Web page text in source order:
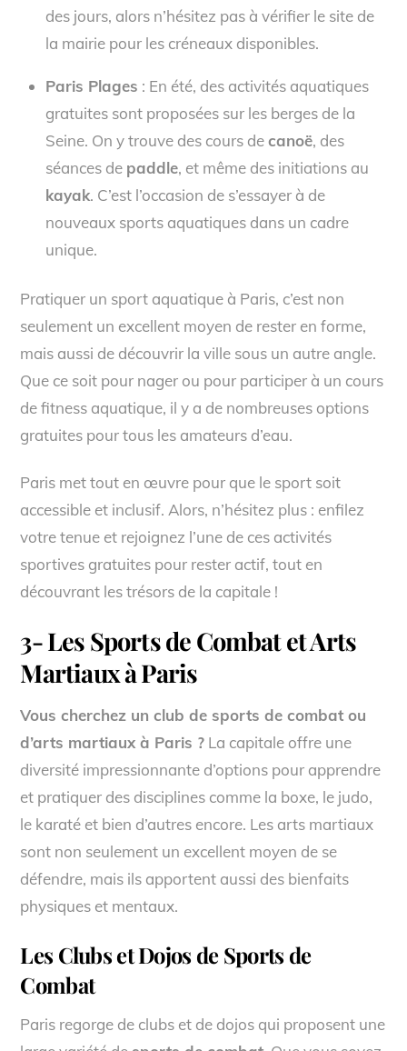
des jours, alors n’hésitez pas à vérifier le site de
la mairie pour les créneaux disponibles.
Paris Plages : En été, des activités aquatiques
gratuites sont proposées sur les berges de la
Seine. On y trouve des cours decanoë, des
séances de paddle, et même des initiations au
kayak. C’est l’occasion de s’essayer à de
nouveaux sports aquatiques dans un cadre
unique.
Pratiquer un sport aquatique à Paris, c’est non
seulement un excellent moyen de rester en forme,
mais aussi de découvrir la ville sous un autre angle.
Que ce soit pour nager ou pour participer à un cours
de fitness aquatique, il y a de nombreuses options
gratuites pour tous les amateurs d’eau.
Paris met tout en œuvre pour que le sport soit
accessible et inclusif. Alors, n’hésitez plus : enfilez
votre tenue et rejoignez l’une de ces activités
sportives gratuites pour rester actif, tout en
découvrant les trésors de la capitale !
3- Les Sports de Combat et Arts
Martiaux à Paris
Vous cherchez un club de sports de combat ou
d’arts martiaux à Paris ? La capitale offre une
diversité impressionnante d’options pour apprendre
et pratiquer des disciplines comme la boxe, le judo,
le karaté et bien d’autres encore. Les arts martiaux
sont non seulement un excellent moyen de se
défendre, mais ils apportent aussi des bienfaits
physiques et mentaux.
Les Clubs et Dojos de Sports de
Combat
Paris regorge de clubs et de dojos qui proposent une